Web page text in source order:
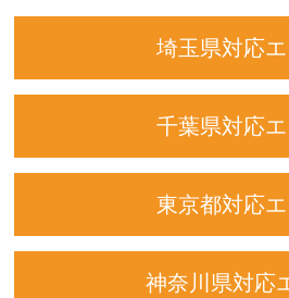
埼玉県対応
千葉県対応
東京都対応
神奈川県対応